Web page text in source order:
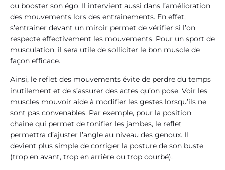
ou booster son égo. Il intervient aussi dans l’amélioration
des mouvements lors des entrainements. En effet,
s’entrainer devant un miroir permet de vérifier si l’on
respecte effectivement les mouvements. Pour un sport de
musculation, il sera utile de solliciter le bon muscle de
façon efficace.
Ainsi, le reflet des mouvements évite de perdre du temps
inutilement et de s’assurer des actes qu’on pose. Voir les
muscles mouvoir aide à modifier les gestes lorsqu’ils ne
sont pas convenables. Par exemple, pour la position
chaine qui permet de tonifier les jambes, le reflet
permettra d’ajuster l’angle au niveau des genoux. Il
devient plus simple de corriger la posture de son buste
(trop en avant, trop en arrière ou trop courbé).